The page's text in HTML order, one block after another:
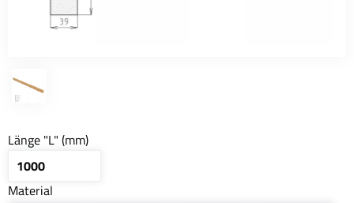
Länge "L" (mm)
Material